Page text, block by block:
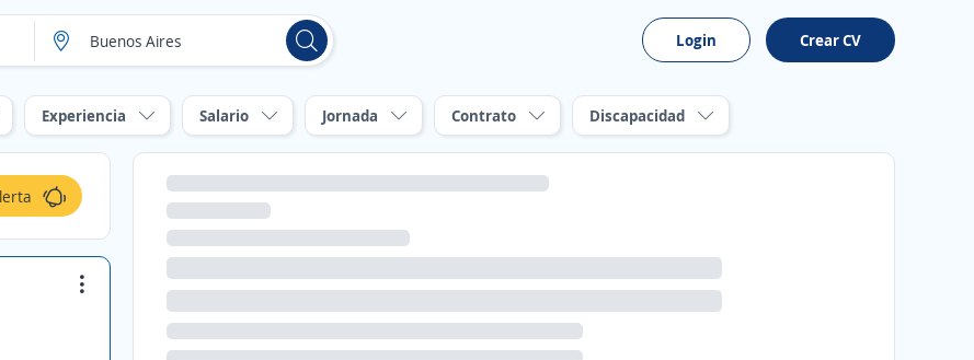
Login Crear CV
Experiencia Salario Jornada Contrato Discapacidad